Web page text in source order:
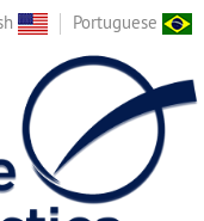
Portuguese